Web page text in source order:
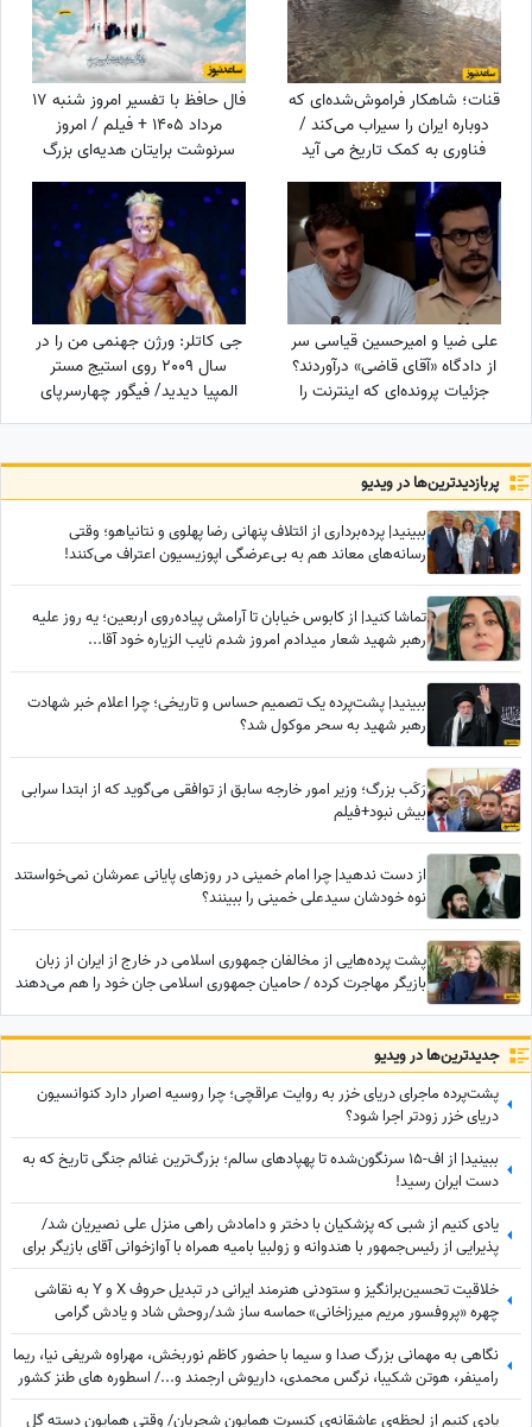
قنات؛ شاهکار فراموش‌شده‌ای که
دوباره ایران را سیراب می‌کند /
فناوری به کمک تاریخ می آید
فال حافظ با تفسیر امروز شنبه 17
مرداد 1405 + فیلم / امروز
سرنوشت برایتان هدیه‌ای بزرگ
کنار گذاشته؛ شادی و موفقیت
خیلی زود درِ خانه‌تان را می‌زنند!
علی ضیا و امیرحسین قیاسی سر
از دادگاه «آقای قاضی» درآوردند؟
جزئیات پرونده‌ای که اینترنت را
ترکاند!
جی کاتلر: ورژن جهنمی من را در
سال 2009 روی استیج مستر
المپیا دیدید/ فیگور چهارسرپای
من تکرارنشدنی است +فیلم
پربازدید‌ترین‌ها در ویدیو
ببینید| پرده‌برداری از ائتلاف پنهانی رضا پهلوی و نتانیاهو؛ وقتی
رسانه‌های معاند هم به بی‌عرضگی اپوزیسیون اعتراف می‌کنند!
تماشا کنید| از کابوس خیابان تا آرامش پیاده‌روی اربعین؛ یه روز علیه
رهبر شهید شعار میدادم امروز شدم نایب الزیاره خود آقا...
ببینید| پشت‌پرده یک تصمیم حساس و تاریخی؛ چرا اعلام خبر شهادت
رهبر شهید به سحر موکول شد؟
رَکَب بزرگ؛ وزیر امور خارجه سابق از توافقی می‌گوید که از ابتدا سرابی
بیش نبود+فیلم
از دست ندهید| چرا امام خمینی در روزهای پایانی عمرشان نمی‌خواستند
نوه خودشان سیدعلی خمینی را ببینند؟
پشت پرده‌هایی از مخالفان جمهوری اسلامی در خارج از ایران از زبان
بازیگر مهاجرت کرده / حامیان جمهوری اسلامی جان خود را هم می‌دهند
جدید‌ترین‌ها در ویدیو
پشت‌پرده ماجرای دریای خزر به روایت عراقچی؛ چرا روسیه اصرار دارد کنوانسیون
دریای خزر زودتر اجرا شود؟
ببینید| از اف-15 سرنگون‌شده تا پهپادهای سالم؛ بزرگ‌ترین غنائم جنگی تاریخ که به
دست ایران رسید!
یادی کنیم از شبی که پزشکیان با دختر و دامادش راهی منزل علی نصیریان شد/
پذیرایی از رئیس‌جمهور با هندوانه و زولبیا بامیه همراه با آوازخوانی آقای بازیگر برای
دکتر پزشکیان+ویدیو
خلاقیت تحسین‌برانگیز و ستودنی هنرمند ایرانی در تبدیل حروف X و Y به نقاشی
چهره «پروفسور مریم میرزاخانی» حماسه ساز شد/روحش شاد و یادش گرامی
نگاهی به مهمانی بزرگ صدا و سیما با حضور کاظم نوربخش، مهراوه شریفی نیا، ریما
رامینفر، هوتن شکیبا، نرگس محمدی، داریوش ارجمند و.../ اسطوره های طنز کشور
در یک قاب
یادی کنیم از لحظه‌ی عاشقانه‌ی کنسرت همایون شجریان/ وقتی همایون دسته گل